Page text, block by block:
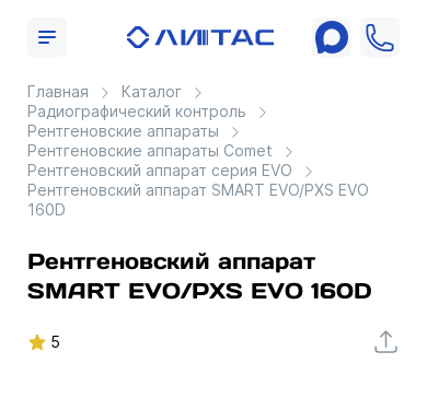
Главная
Каталог
Радиографический контроль
Рентгеновские аппараты
Рентгеновские аппараты Comet
Рентгеновский аппарат серия EVO
Рентгеновский аппарат SMART EVO/PXS EVO
160D
Рентгеновский аппарат
SMART EVO/PXS EVO 160D
5